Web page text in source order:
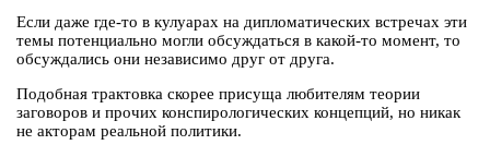
Если даже где-то в кулуарах на дипломатических встречах эти
темы потенциально могли обсуждаться в какой-то момент, то
обсуждались они независимо друг от друга.
Подобная трактовка скорее присуща любителям теории
заговоров и прочих конспирологических концепций, но никак
не акторам реальной политики.